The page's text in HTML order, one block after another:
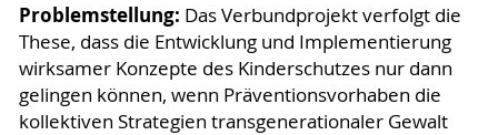
Problemstellung: Das Verbundprojekt verfolgt die
These, dass die Entwicklung und Implementierung
wirksamer Konzepte des Kinderschutzes nur dann
gelingen können, wenn Präventionsvorhaben die
kollektiven Strategien transgenerationaler Gewalt